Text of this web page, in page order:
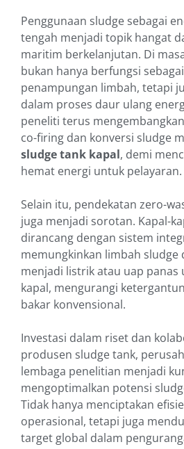
Penggunaan sludge sebagai
tengah menjadi topik hangat
maritim berkelanjutan. Di
bukan hanya berfungsi
penampungan limbah, tetapi
dalam proses daur ulang
peneliti terus
co-firing dan konversi sludge
sludge tank kapal, demi
hemat energi untuk pelayaran.
Selain itu, pendekatan zero-
juga menjadi sorotan. Kapal-
dirancang dengan sistem
memungkinkan limbah sludge
menjadi listrik atau uap panas
kapal, mengurangi
bakar konvensional.
Investasi dalam riset dan
produsen sludge tank,
lembaga penelitian menjadi
mengoptimalkan potensi
Tidak hanya menciptakan
operasional, tetapi juga
target global dalam